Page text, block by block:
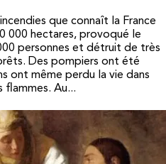
que connaît la France
000 hectares, provoqué le
personnes et détruit de très
Des pompiers ont été
ont même perdu la vie dans
flammes. Au...